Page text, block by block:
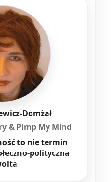
Domżał
& Pimp My Mind
to nie termin
polityczna